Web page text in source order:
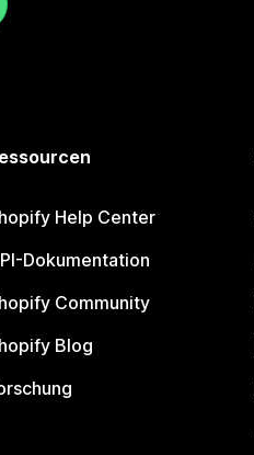
Help Center
Dokumentation
Community
Blog